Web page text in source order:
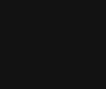
scelta se